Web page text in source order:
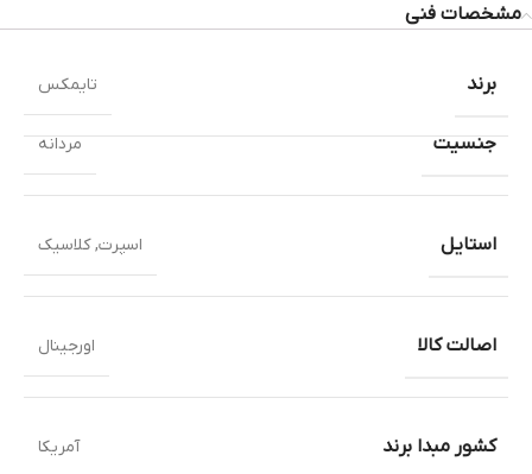
مشخصات فنی
جنسیت مردانه
استایل اسپرت,کلاسیک
اصالت کالا اورجینال
کشور مبدا برند آمریکا
برند تایمکس